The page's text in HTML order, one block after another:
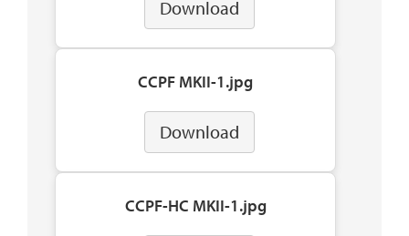
Download
CCPF MKII-1.jpg
Download
CCPF-HC MKII-1.jpg